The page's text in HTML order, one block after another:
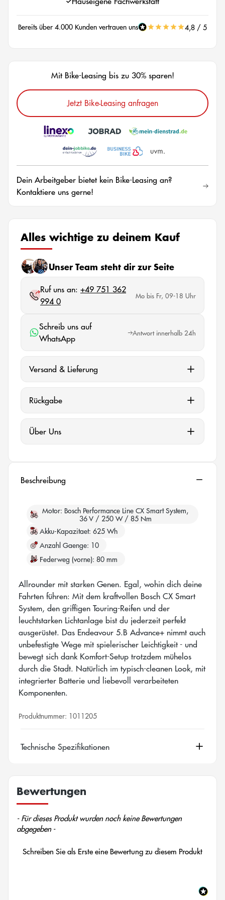
Bereits über 4.000 Kunden vertrauen uns 4,8 / 5
Mit Bike-Leasing bis zu 30% sparen!
Jetzt Bike-Leasing anfragen
Dein Arbeitgeber bietet kein Bike-Leasing an?
Kontaktiere uns gerne!
Alles wichtige zu deinem Kauf
Unser Team steht dir zur Seite
Ruf uns an: +49 751 362
994 0
Mo bis Fr, 09-18 Uhr
Schreib uns auf
WhatsApp
Antwort innerhalb 24h
Versand & Lieferung
Rückgabe
Über Uns
Beschreibung
Motor Bosch Performance Line CX Smart System,
36 V / 250 W / 85 Nm
Akku-Kapazitaet 625 Wh
Anzahl Gaenge 10
Federweg (vorne) 80 mm
Allrounder mit starken Genen. Egal, wohin dich deine
Fahrten führen: Mit dem kraftvollen Bosch CX Smart
System, den griffigen Touring-Reifen und der
leuchtstarken Lichtanlage bist du jederzeit perfekt
ausgerüstet. Das Endeavour 5.B Advance+ nimmt auch
unbefestigte Wege mit spielerischer Leichtigkeit - und
bewegt sich dank Komfort-Setup trotzdem mühelos
durch die Stadt. Natürlich im typisch-cleanen Look, mit
integrierter Batterie und liebevoll verarbeiteten
Komponenten.
Produktnummer: 1011205
Technische Spezifikationen
Bewertungen
- Für dieses Produkt wurden noch keine Bewertungen
abgegeben -
Schreiben Sie als Erste eine Bewertung zu diesem Produkt
New content loaded